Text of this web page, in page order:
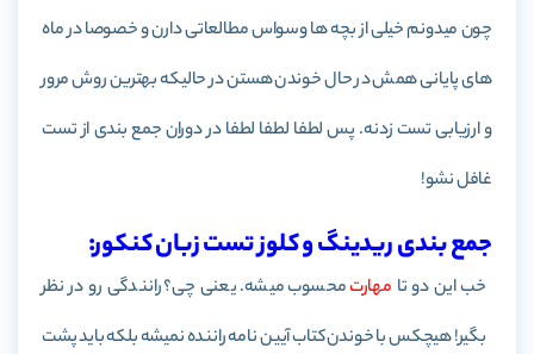
چون میدونم خیلی از بچه ها وسواس مطالعاتی دارن و خصوصا در ماه
های پایانی همش در حال خوندن هستن در حالیکه بهترین روش مرور
و ارزیابی تست زدنه. پس لطفا لطفا لطفا در دوران جمع بندی از تست
غافل نشو!
جمع بندی ریدینگ و کلوز تست زبان کنکور:
خب این دو تا مهارتمحسوب میشه. یعنی چی؟ رانندگی رو در نظر
بگیر! هیچکس با خوندن کتاب آیین نامه راننده نمیشه بلکه باید پشت